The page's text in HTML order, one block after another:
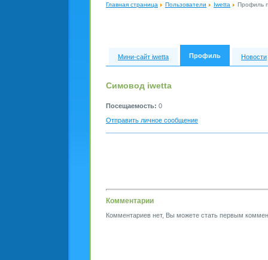
Главная страница Пользователи Iwetta Профиль
Мини-сайт iwetta Профиль Новости
Симовод iwetta
Посещаемость: 0
Отправить личное сообщение
Комментарии
Комментариев нет, Вы можете стать первым